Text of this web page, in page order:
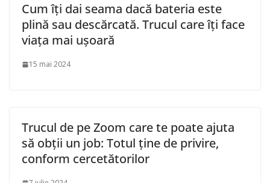
Cum îți dai seama dacă bateria este
plină sau descărcată. Trucul care îți face
viața mai ușoară
15 mai 2024
Trucul de pe Zoom care te poate ajuta
să obții un job: Totul ține de privire,
conform cercetătorilor